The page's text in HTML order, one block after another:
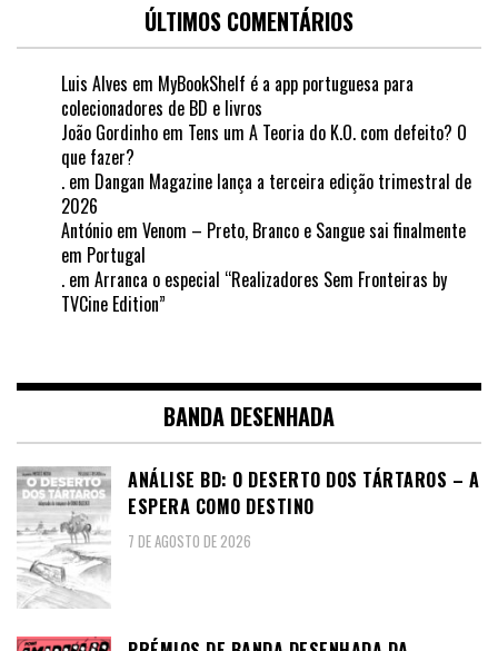
ÚLTIMOS COMENTÁRIOS
Luis Alves em MyBookShelf é a app portuguesa para
colecionadores de BD e livros
João Gordinho em Tens um A Teoria do K.O. com defeito? O
que fazer?
. em Dangan Magazine lança a terceira edição trimestral de
2026
António em Venom – Preto, Branco e Sangue sai finalmente
em Portugal
. em Arranca o especial “Realizadores Sem Fronteiras by
TVCine Edition”
BANDA DESENHADA
ANÁLISE BD: O DESERTO DOS TÁRTAROS – A
ESPERA COMO DESTINO
7 DE AGOSTO DE 2026